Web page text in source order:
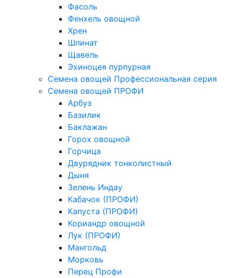
Фасоль
Фенхель овощной
Хрен
Шпинат
Щавель
Эхиноцея пурпурная
Семена овощей Профессиональная серия
Семена овощей ПРОФИ
Арбуз
Базилик
Баклажан
Горох овощной
Горчица
Двурядник тонколистный
Дыня
Зелень Индау
Кабачок (ПРОФИ)
Капуста (ПРОФИ)
Кориандр овощной
Лук (ПРОФИ)
Мангольд
Морковь
Перец Профи